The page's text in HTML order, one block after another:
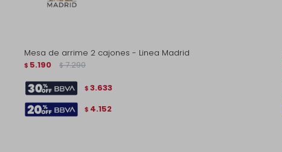
Mesa de arrime 2 cajones - Linea Madrid
$ 5.190 $ 7.290
$ 3.633
$ 4.152